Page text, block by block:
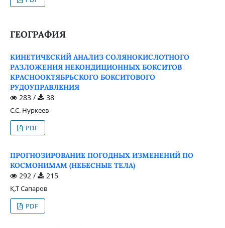
ГЕОГРАФИЯ
КИНЕТИЧЕСКИЙ АНАЛИЗ СОЛЯНОКИСЛОТНОГО
РАЗЛОЖЕНИЯ НЕКОНДИЦИОННЫХ БОКСИТОВ
КРАСНООКТЯБРЬСКОГО БОКСИТОВОГО
РУДОУПРАВЛЕНИЯ
283 / 38
С.С. Нуркеев
PDF
ПРОГНОЗИРОВАНИЕ ПОГОДНЫХ ИЗМЕНЕНИЙ ПО
КОСМОНИМАМ (НЕБЕСНЫЕ ТЕЛА)
292 / 215
Қ.Т Сапаров
PDF